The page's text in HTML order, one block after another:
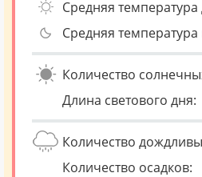
Средняя
Средняя
Количество
Длина светового дня:
Количество
Количество осадков: